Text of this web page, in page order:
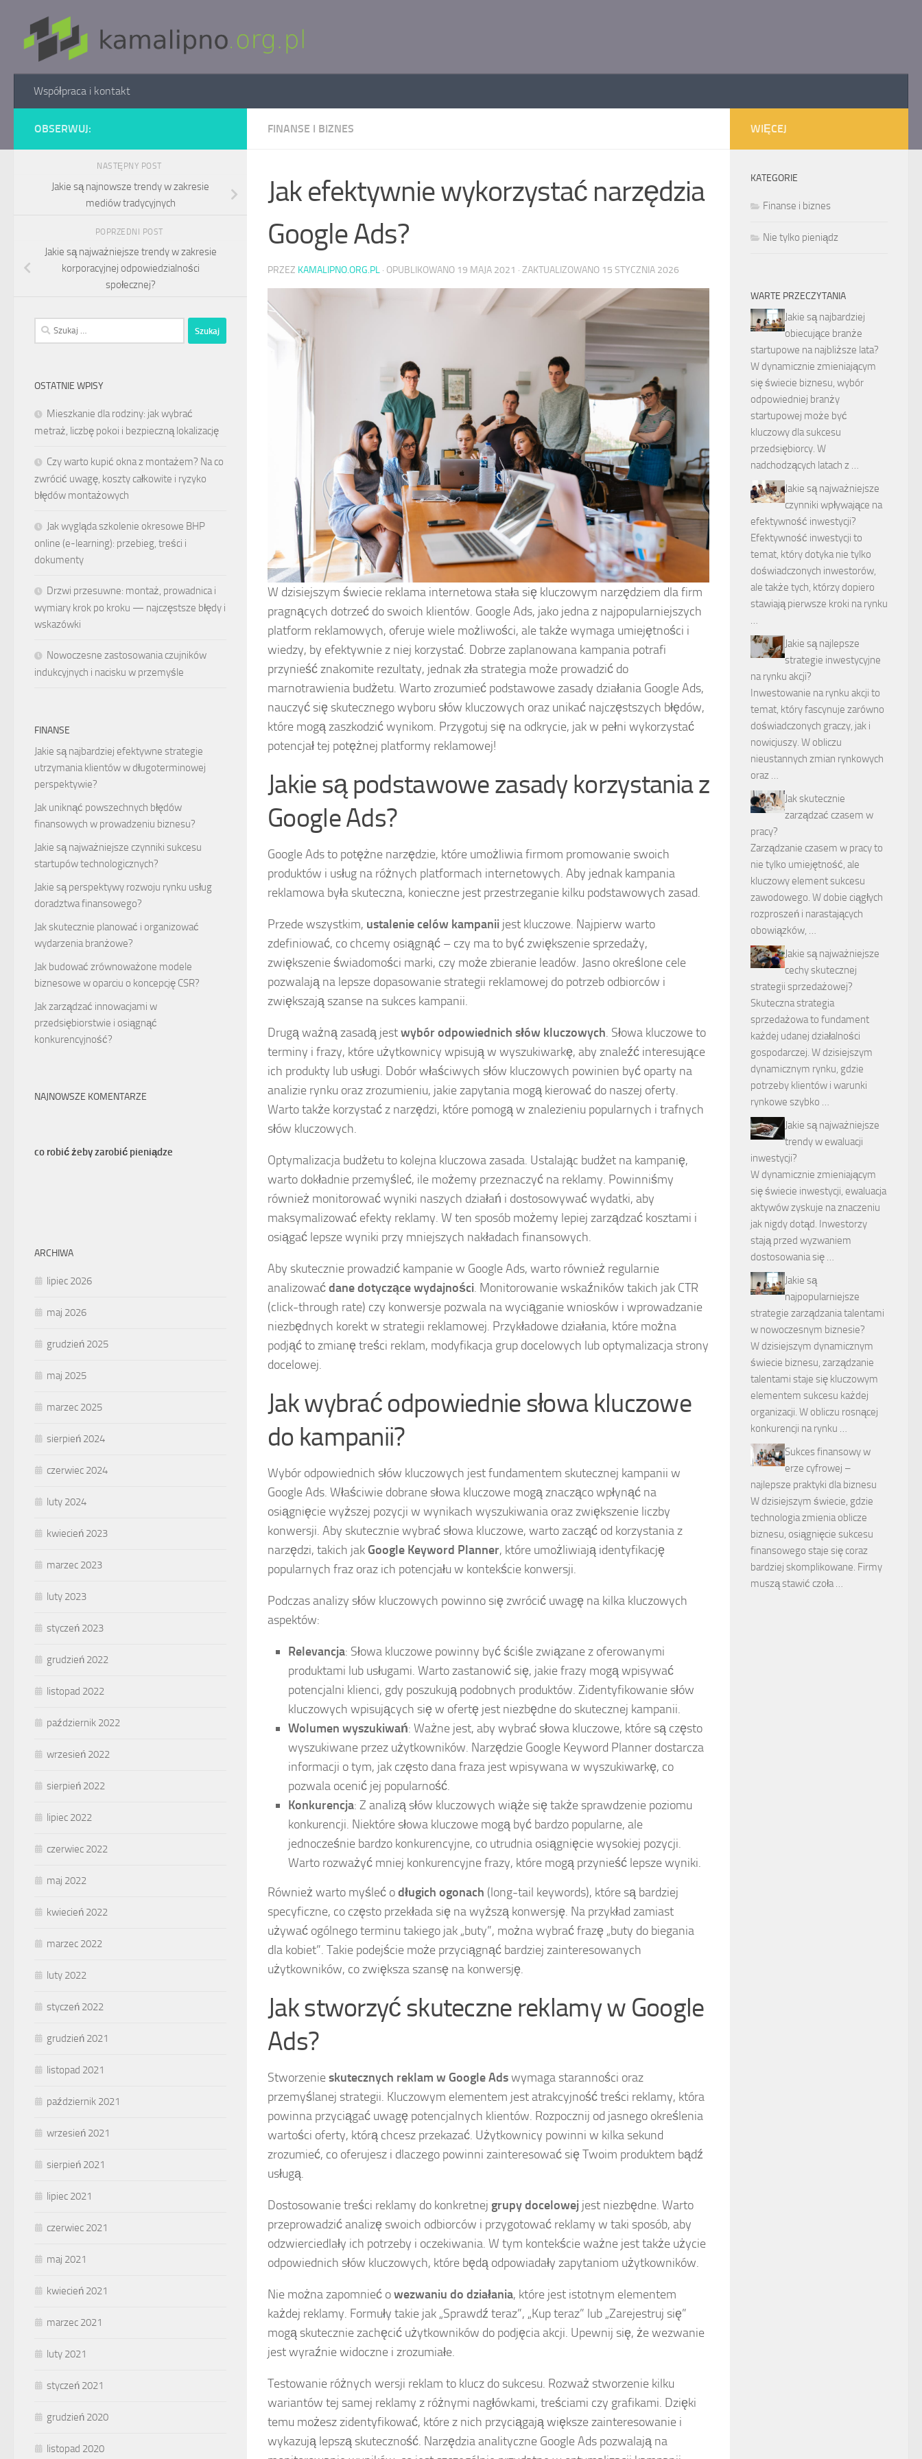
Skip to content
Współpraca i kontakt
FINANSE I BIZNES
Jak efektywnie wykorzystać narzędzia
Google Ads?
PRZEZ KAMALIPNO.ORG.PL · OPUBLIKOWANO 19 MAJA 2021 · ZAKTUALIZOWANO 15 STYCZNIA 2026
W dzisiejszym świecie reklama internetowa stała się kluczowym narzędziem dla firm
pragnących dotrzeć do swoich klientów. Google Ads, jako jedna z najpopularniejszych
platform reklamowych, oferuje wiele możliwości, ale także wymaga umiejętności i
wiedzy, by efektywnie z niej korzystać. Dobrze zaplanowana kampania potrafi
przynieść znakomite rezultaty, jednak zła strategia może prowadzić do
marnotrawienia budżetu. Warto zrozumieć podstawowe zasady działania Google Ads,
nauczyć się skutecznego wyboru słów kluczowych oraz unikać najczęstszych błędów,
które mogą zaszkodzić wynikom. Przygotuj się na odkrycie, jak w pełni wykorzystać
potencjał tej potężnej platformy reklamowej!
Jakie są podstawowe zasady korzystania z
Google Ads?
Google Ads to potężne narzędzie, które umożliwia firmom promowanie swoich
produktów i usług na różnych platformach internetowych. Aby jednak kampania
reklamowa była skuteczna, konieczne jest przestrzeganie kilku podstawowych zasad.
Przede wszystkim, ustalenie celów kampanii jest kluczowe. Najpierw warto
zdefiniować, co chcemy osiągnąć – czy ma to być zwiększenie sprzedaży,
zwiększenie świadomości marki, czy może zbieranie leadów. Jasno określone cele
pozwalają na lepsze dopasowanie strategii reklamowej do potrzeb odbiorców i
zwiększają szanse na sukces kampanii.
Drugą ważną zasadą jestwybór odpowiednich słów kluczowych. Słowa kluczowe to
terminy i frazy, które użytkownicy wpisują w wyszukiwarkę, aby znaleźć interesujące
ich produkty lub usługi. Dobór właściwych słów kluczowych powinien być oparty na
analizie rynku oraz zrozumieniu, jakie zapytania mogą kierować do naszej oferty.
Warto także korzystać z narzędzi, które pomogą w znalezieniu popularnych i trafnych
słów kluczowych.
Optymalizacja budżetu to kolejna kluczowa zasada. Ustalając budżet na kampanię,
warto dokładnie przemyśleć, ile możemy przeznaczyć na reklamy. Powinniśmy
również monitorować wyniki naszych działań i dostosowywać wydatki, aby
maksymalizować efekty reklamy. W ten sposób możemy lepiej zarządzać kosztami i
osiągać lepsze wyniki przy mniejszych nakładach finansowych.
Aby skutecznie prowadzić kampanie w Google Ads, warto również regularnie
analizowaćdane dotyczące wydajności. Monitorowanie wskaźników takich jak CTR
(click-through rate) czy konwersje pozwala na wyciąganie wniosków i wprowadzanie
niezbędnych korekt w strategii reklamowej. Przykładowe działania, które można
podjąć to zmianę treści reklam, modyfikacja grup docelowych lub optymalizacja strony
docelowej.
Jak wybrać odpowiednie słowa kluczowe
do kampanii?
Wybór odpowiednich słów kluczowych jest fundamentem skutecznej kampanii w
Google Ads. Właściwie dobrane słowa kluczowe mogą znacząco wpłynąć na
osiągnięcie wyższej pozycji w wynikach wyszukiwania oraz zwiększenie liczby
konwersji. Aby skutecznie wybrać słowa kluczowe, warto zacząć od korzystania z
narzędzi, takich jak Google Keyword Planner, które umożliwiają identyfikację
popularnych fraz oraz ich potencjału w kontekście konwersji.
Podczas analizy słów kluczowych powinno się zwrócić uwagę na kilka kluczowych
aspektów:
Relevancja: Słowa kluczowe powinny być ściśle związane z oferowanymi
produktami lub usługami. Warto zastanowić się, jakie frazy mogą wpisywać
potencjalni klienci, gdy poszukują podobnych produktów. Zidentyfikowanie słów
kluczowych wpisujących się w ofertę jest niezbędne do skutecznej kampanii.
Wolumen wyszukiwań: Ważne jest, aby wybrać słowa kluczowe, które są często
wyszukiwane przez użytkowników. Narzędzie Google Keyword Planner dostarcza
informacji o tym, jak często dana fraza jest wpisywana w wyszukiwarkę, co
pozwala ocenić jej popularność.
Konkurencja: Z analizą słów kluczowych wiąże się także sprawdzenie poziomu
konkurencji. Niektóre słowa kluczowe mogą być bardzo popularne, ale
jednocześnie bardzo konkurencyjne, co utrudnia osiągnięcie wysokiej pozycji.
Warto rozważyć mniej konkurencyjne frazy, które mogą przynieść lepsze wyniki.
Również warto myśleć odługich ogonach (long-tail keywords), które są bardziej
specyficzne, co często przekłada się na wyższą konwersję. Na przykład zamiast
używać ogólnego terminu takiego jak „buty”, można wybrać frazę „buty do biegania
dla kobiet”. Takie podejście może przyciągnąć bardziej zainteresowanych
użytkowników, co zwiększa szansę na konwersję.
Jak stworzyć skuteczne reklamy w Google
Ads?
Stworzenieskutecznych reklam w Google Adswymaga staranności oraz
przemyślanej strategii. Kluczowym elementem jest atrakcyjność treści reklamy, która
powinna przyciągać uwagę potencjalnych klientów. Rozpocznij od jasnego określenia
wartości oferty, którą chcesz przekazać. Użytkownicy powinni w kilka sekund
zrozumieć, co oferujesz i dlaczego powinni zainteresować się Twoim produktem bądź
usługą.
Dostosowanie treści reklamy do konkretnej grupy docelowej jest niezbędne. Warto
przeprowadzić analizę swoich odbiorców i przygotować reklamy w taki sposób, aby
odzwierciedlały ich potrzeby i oczekiwania. W tym kontekście ważne jest także użycie
odpowiednich słów kluczowych, które będą odpowiadały zapytaniom użytkowników.
Nie można zapomnieć owezwaniu do działania, które jest istotnym elementem
każdej reklamy. Formuły takie jak „Sprawdź teraz”, „Kup teraz” lub „Zarejestruj się”
mogą skutecznie zachęcić użytkowników do podjęcia akcji. Upewnij się, że wezwanie
jest wyraźnie widoczne i zrozumiałe.
Testowanie różnych wersji reklam to klucz do sukcesu. Rozważ stworzenie kilku
wariantów tej samej reklamy z różnymi nagłówkami, treściami czy grafikami. Dzięki
temu możesz zidentyfikować, które z nich przyciągają większe zainteresowanie i
wykazują lepszą skuteczność. Narzędzia analityczne Google Ads pozwalają na
OBSERWUJ:
NASTĘPNY POST
Jakie są najnowsze trendy w zakresie
mediów tradycyjnych
POPRZEDNI POST
Jakie są najważniejsze trendy w zakresie
korporacyjnej odpowiedzialności
społecznej?
Szukaj:
OSTATNIE WPISY
Mieszkanie dla rodziny: jak wybrać
metraż, liczbę pokoi i bezpieczną lokalizację
Czy warto kupić okna z montażem? Na co
zwrócić uwagę, koszty całkowite i ryzyko
błędów montażowych
Jak wygląda szkolenie okresowe BHP
online (e-learning): przebieg, treści i
dokumenty
Drzwi przesuwne: montaż, prowadnica i
wymiary krok po kroku — najczęstsze błędy i
wskazówki
Nowoczesne zastosowania czujników
indukcyjnych i nacisku w przemyśle
FINANSE
Jakie są najbardziej efektywne strategie
utrzymania klientów w długoterminowej
perspektywie?
Jak uniknąć powszechnych błędów
finansowych w prowadzeniu biznesu?
Jakie są najważniejsze czynniki sukcesu
startupów technologicznych?
Jakie są perspektywy rozwoju rynku usług
doradztwa finansowego?
Jak skutecznie planować i organizować
wydarzenia branżowe?
Jak budować zrównoważone modele
biznesowe w oparciu o koncepcję CSR?
Jak zarządzać innowacjami w
przedsiębiorstwie i osiągnąć
konkurencyjność?
NAJNOWSZE KOMENTARZE
co robić żeby zarobić pieniądze
ARCHIWA
lipiec 2026
maj 2026
grudzień 2025
maj 2025
marzec 2025
sierpień 2024
czerwiec 2024
luty 2024
kwiecień 2023
marzec 2023
luty 2023
styczeń 2023
grudzień 2022
listopad 2022
październik 2022
wrzesień 2022
sierpień 2022
lipiec 2022
czerwiec 2022
maj 2022
kwiecień 2022
marzec 2022
luty 2022
styczeń 2022
grudzień 2021
listopad 2021
październik 2021
wrzesień 2021
sierpień 2021
lipiec 2021
czerwiec 2021
maj 2021
kwiecień 2021
marzec 2021
luty 2021
styczeń 2021
grudzień 2020
listopad 2020
WIĘCEJ
KATEGORIE
Finanse i biznes
Nie tylko pieniądz
WARTE PRZECZYTANIA
Jakie są najbardziej
obiecujące branże
startupowe na najbliższe lata?
W dynamicznie zmieniającym
się świecie biznesu, wybór
odpowiedniej branży
startupowej może być
kluczowy dla sukcesu
przedsiębiorcy. W
nadchodzących latach z …
Jakie są najważniejsze
czynniki wpływające na
efektywność inwestycji?
Efektywność inwestycji to
temat, który dotyka nie tylko
doświadczonych inwestorów,
ale także tych, którzy dopiero
stawiają pierwsze kroki na rynku
…
Jakie są najlepsze
strategie inwestycyjne
na rynku akcji?
Inwestowanie na rynku akcji to
temat, który fascynuje zarówno
doświadczonych graczy, jak i
nowicjuszy. W obliczu
nieustannych zmian rynkowych
oraz …
Jak skutecznie
zarządzać czasem w
pracy?
Zarządzanie czasem w pracy to
nie tylko umiejętność, ale
kluczowy element sukcesu
zawodowego. W dobie ciągłych
rozproszeń i narastających
obowiązków, …
Jakie są najważniejsze
cechy skutecznej
strategii sprzedażowej?
Skuteczna strategia
sprzedażowa to fundament
każdej udanej działalności
gospodarczej. W dzisiejszym
dynamicznym rynku, gdzie
potrzeby klientów i warunki
rynkowe szybko …
Jakie są najważniejsze
trendy w ewaluacji
inwestycji?
W dynamicznie zmieniającym
się świecie inwestycji, ewaluacja
aktywów zyskuje na znaczeniu
jak nigdy dotąd. Inwestorzy
stają przed wyzwaniem
dostosowania się …
Jakie są
najpopularniejsze
strategie zarządzania talentami
w nowoczesnym biznesie?
W dzisiejszym dynamicznym
świecie biznesu, zarządzanie
talentami staje się kluczowym
elementem sukcesu każdej
organizacji. W obliczu rosnącej
konkurencji na rynku …
Sukces finansowy w
erze cyfrowej –
najlepsze praktyki dla biznesu
W dzisiejszym świecie, gdzie
technologia zmienia oblicze
biznesu, osiągnięcie sukcesu
finansowego staje się coraz
bardziej skomplikowane. Firmy
muszą stawić czoła …